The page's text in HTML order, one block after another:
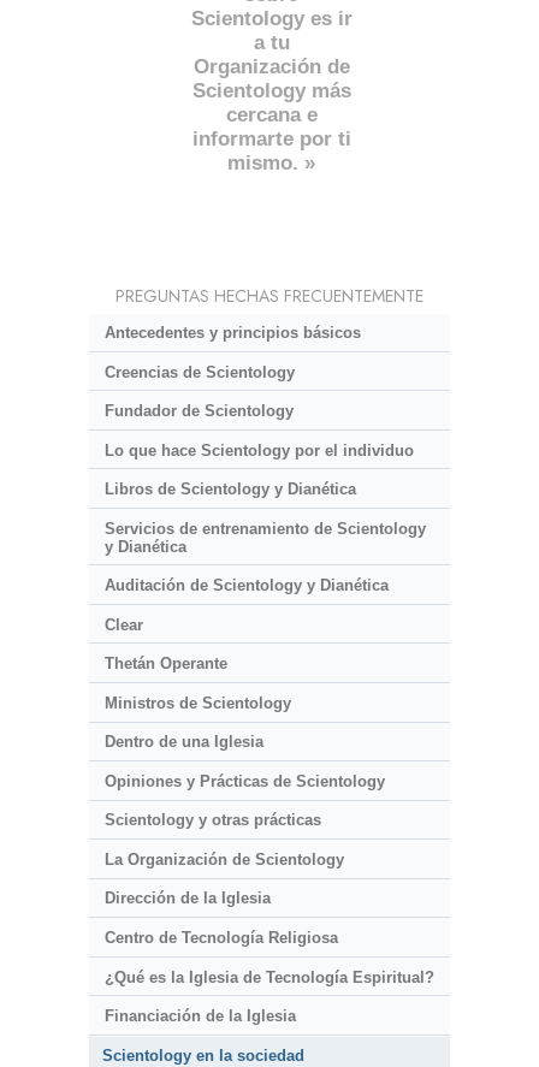
Scientology es ir
a tu
Organización de
Scientology más
cercana e
informarte por ti
mismo. »
PREGUNTAS HECHAS FRECUENTEMENTE
Antecedentes y principios básicos
Creencias de Scientology
Fundador de Scientology
Lo que hace Scientology por el individuo
Libros de Scientology y Dianética
Servicios de entrenamiento de Scientology
y Dianética
Auditación de Scientology y Dianética
Clear
Thetán Operante
Ministros de Scientology
Dentro de una Iglesia
Opiniones y Prácticas de Scientology
Scientology y otras prácticas
La Organización de Scientology
Dirección de la Iglesia
Centro de Tecnología Religiosa
¿Qué es la Iglesia de Tecnología Espiritual?
Financiación de la Iglesia
Scientology en la sociedad